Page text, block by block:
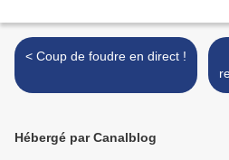
< Coup de foudre en direct !
Hébergé par Canalblog